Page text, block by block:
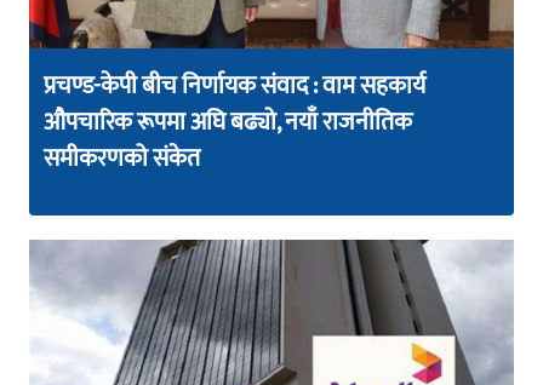
प्रचण्ड-केपी बीच निर्णायक संवाद : वाम सहकार्य
औपचारिक रूपमा अघि बढ्यो, नयाँ राजनीतिक
समीकरणको संकेत